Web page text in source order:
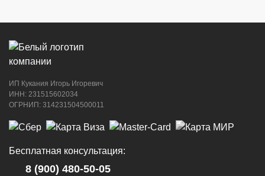
ИП Кукания Игорь Игоревич
ИНН: 231515602034
ОГРНИП: 314231504500011
Бесплатная консультация:
8 (900) 480-50-05